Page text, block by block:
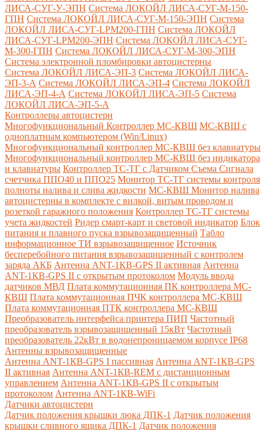
ЛИСА-СУГ-У-ЭПН Система ЛОКОЙЛ ЛИСА-СУГ-М-150-
ГПН Система ЛОКОЙЛ ЛИСА-СУГ-М-150-ЭПН Система
ЛОКОЙЛ ЛИСА-СУГ-LPM200-ГПН Система ЛОКОЙЛ
ЛИСА-СУГ-LPM200-ЭПН Система ЛОКОЙЛ ЛИСА-СУГ-
М-300-ГПН Система ЛОКОЙЛ ЛИСА-СУГ-М-300-ЭПН
Система электронной пломбировки автоцистерны
Система ЛОКОЙЛ ЛИСА-ЭП-3 Система ЛОКОЙЛ ЛИСА-
ЭП-3-А Система ЛОКОЙЛ ЛИСА-ЭП-4 Система ЛОКОЙЛ
ЛИСА-ЭП-4-А Система ЛОКОЙЛ ЛИСА-ЭП-5 Система
ЛОКОЙЛ ЛИСА-ЭП-5-А
Контроллеры автоцистерн
Многофункциональный Контроллер МС-КВШ МС-КВШ с
одноплатным компьютером (Win/Linux)
Многофункциональный контроллер МС-КВШ без клавиатуры
Многофункциональный контроллер МС-КВШ без индикатора
и клавиатуры Контроллер ТС-ТГ с Датчиком Съема Сигнала
счетчика ППО40 и ППО25 Монитор ТС-ТГ системы контроля
полноты налива и слива жидкости МС-КВШ Монитор налива
автоцистерны в комплекте с вилкой, витым проводом и
розеткой гаражного положения Контроллер ТС-ТГ системы
учета жидкостей Ридер смарт-карт и световой индикатор Блок
питания и плавного пуска взрывозащищенный Табло
информационное ТИ взрывозащищенное Источник
бесперебойного питания взрывозащищенный с контролем
заряда АКБ Антенна ANT-1КВ-GPS II активная Антенна
ANT-1КВ-GPS II с открытым протоколом Модуль ввода
датчиков МВД Плата коммутационная ПК контроллера МС-
КВШ Плата коммутационная ПЧК контроллера МС-КВШ
Плата коммутационная ПТК контроллера МС-КВШ
Преобразователь интерфейса принтера ПИП Частотный
преобразователь взрывозащищенный 15кВт Частотный
преобразователь 22кВт в водонепроницаемом корпусе IP68
Антенны взрывозащищенные
Антенна ANT-1КВ-GPS I пассивная Антенна ANT-1КВ-GPS
II активная Антенна ANT-1КВ-REM c дистанционным
управлением Антенна ANT-1КВ-GPS II с открытым
протоколом Антенна ANT-1КВ-WiFi
Датчики автоцистерн
Датчик положения крышки люка ДПК-1 Датчик положения
крышки сливного ящика ДПК-1 Датчик положения